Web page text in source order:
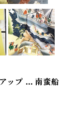
ップ … 南蛮船